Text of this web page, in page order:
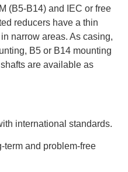
(B5-B14) and IEC or free
reducers have a thin
narrow areas. As casing,
B5 or B14 mounting
are available as
international standards.
term and problem-free